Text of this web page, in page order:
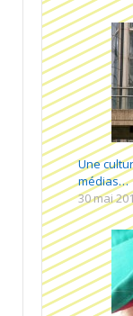
Une
médias…
30 mai